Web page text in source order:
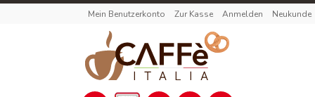
Mein Benutzerkonto Zur Kasse Anmelden Neukunde